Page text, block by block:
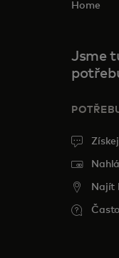
Home
Jsme
Najít